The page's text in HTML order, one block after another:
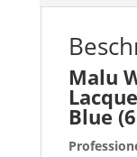
Malu
Blue